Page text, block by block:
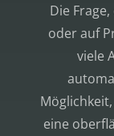
Die
oder auf
viele
eine